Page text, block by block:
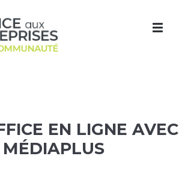
EN LIGNE AVEC
MÉDIAPLUS